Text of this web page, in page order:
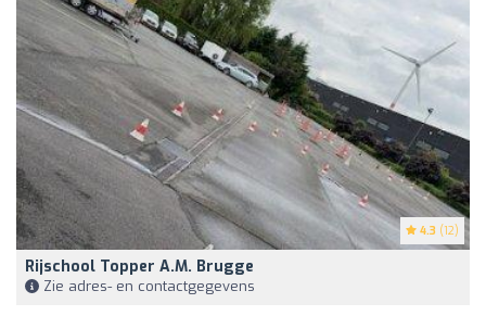
4.3 (12)
Rijschool Topper A.M. Brugge
Zie adres- en contactgegevens